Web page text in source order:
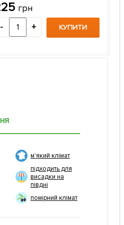
в упаковці
грн
- + КУПИТИ
м'який клімат
підходить для
висадки на
півдні
помірний клімат